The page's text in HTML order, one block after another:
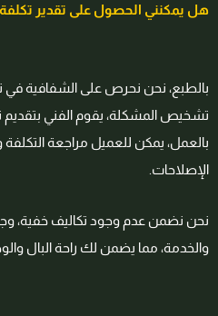
هل يمكنني الحصول على تقدير
بالطبع، نحن نحرص على الشفافية في
تشخيص المشكلة، يقوم الفني بتقديم
بالعمل، يمكن للعميل مراجعة التكلفة
الإصلاحات.
نحن نضمن عدم وجود تكاليف خفية،
والخدمة، مما يضمن لك راحة البال